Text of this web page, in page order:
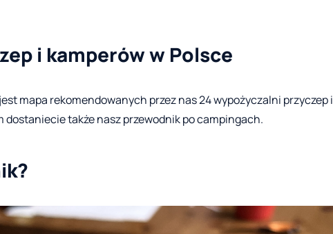
i kamperów w Polsce
mapa rekomendowanych przez nas 24 wypożyczalni przyczep i
dostaniecie także nasz przewodnik po campingach.